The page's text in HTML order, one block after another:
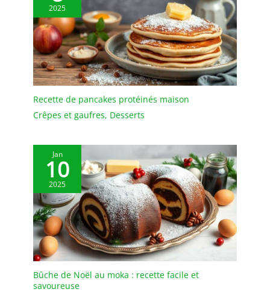
pour les ménages
modernes Design anti-
fuite - chaque assiettes
porcelaine mesure 26 x
26 x 2 cm - idéal pour
servir des pâtes, des
salades ou des plats en
sauce. Le bord
légèrement surélevé
nourriture de s'écouler
Facile à entretenir &
empilable - nos assiettes
en porcelaine sont
empilables pour un gain
de place et prennent peu
de place dans le placard
de la cuisine. La surface
lisse résiste aux rayures
et se nettoie facilement à
la main ou au lave-
2025
Recette de pancakes protéinés maison
Crêpes et gaufres, Desserts
Jan
10
2025
Bûche de Noël au moka : recette facile et
savoureuse